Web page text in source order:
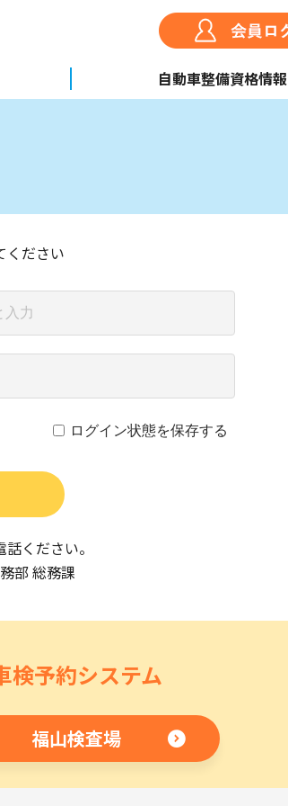
自動車整備資格情報
ください
ログイン状態を保存する
ください。
部 総務課
検予約システム
福山検査場